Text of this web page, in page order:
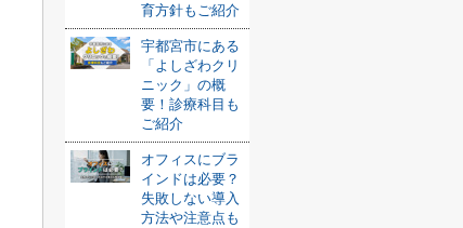
育方針もご紹介
宇都宮市にある
「よしざわクリ
ニック」の概
要！診療科目も
ご紹介
オフィスにブラ
インドは必要？
失敗しない導入
方法や注意点も